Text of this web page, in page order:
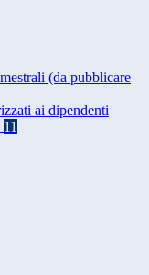
(da pubblicare
ai dipendenti
11